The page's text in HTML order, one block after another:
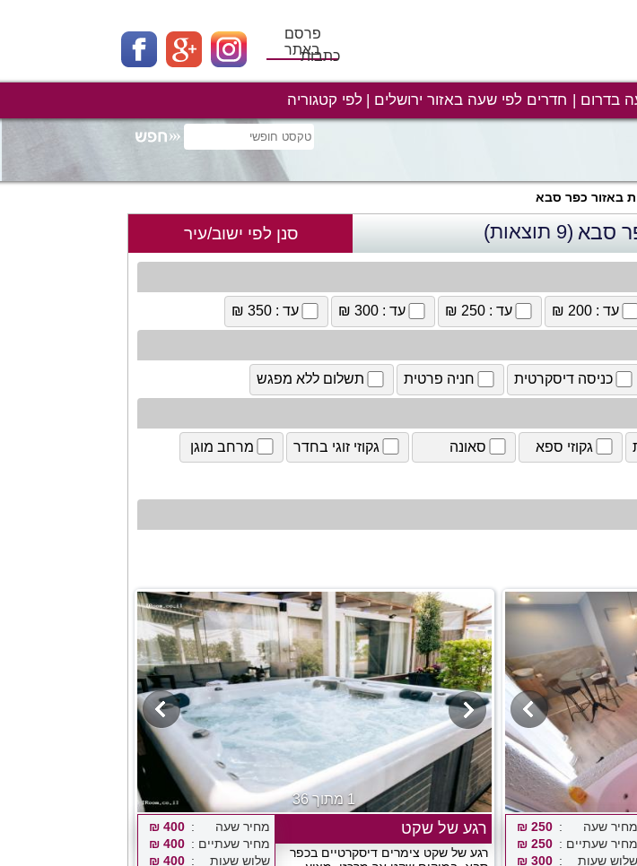
פרסם
באתרכתבות
בדרום חדרים לפי שעה באזור ירושלים לפי קטגוריה
באזור כפר סבא
סבא (9 תוצאות) סנן לפי ישוב/עיר
עד : 200 ₪ עד : 250 ₪ עד : 300 ₪ עד : 350 ₪
כניסה דיסקרטית חניה פרטית תשלום ללא מפגש
גקוזי ספא סאונה גקוזי זוגי בחדר מרחב מוגן
מחיר שעה
250 ₪
מחיר שעתיים
250 ₪
שלוש שעות
300 ₪
1 מתוך 36
רגע של שקט
רגע של שקט צימרים דיסקרטיים בכפר
מחיר שעה
400 ₪
מחיר שעתיים
400 ₪
שלוש שעות
400 ₪